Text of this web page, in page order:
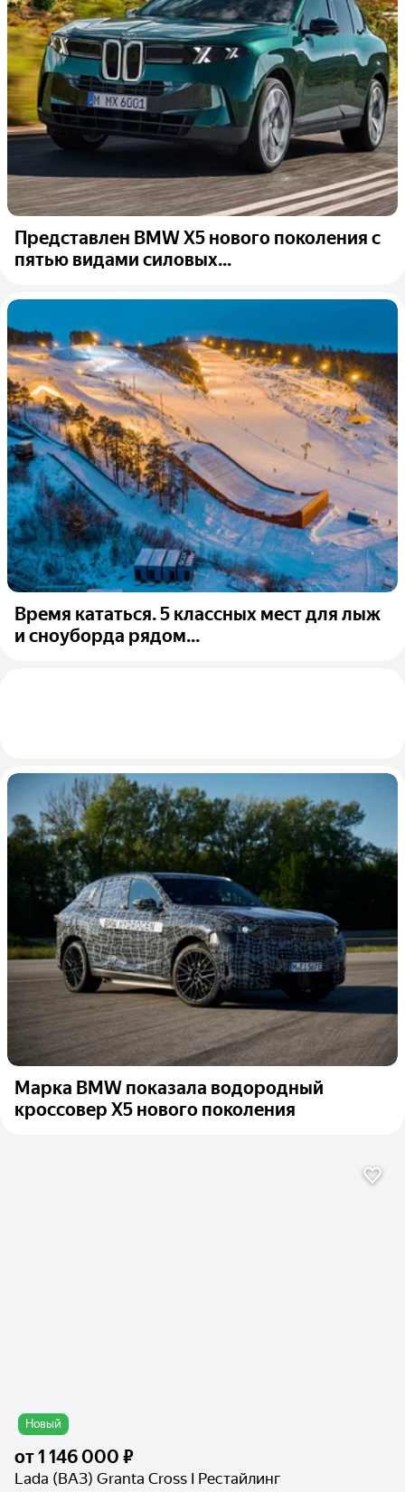
Представлен BMW X5 нового поколения с
пятью видами силовых...
Время кататься. 5 классных мест для лыж
и сноуборда рядом...
Марка BMW показала водородный
кроссовер X5 нового поколения
Новый
от1 146 000 ₽
Lada (ВАЗ) Granta Cross I Рестайлинг